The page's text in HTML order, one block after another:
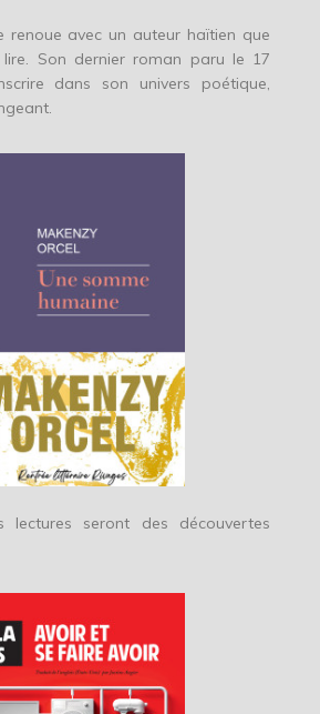
renoue avec un auteur haïtien que
lire. Son dernier roman paru le 17
dans son univers poétique,
lectures seront des découvertes